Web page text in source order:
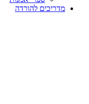
מדריכים להורדה